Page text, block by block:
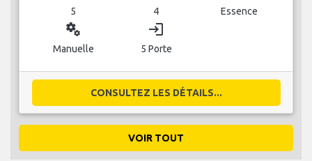
5 4 Essence
miscellaneous_services
Manuelle
login
5 Porte
CONSULTEZ LES DÉTAILS...
VOIR TOUT